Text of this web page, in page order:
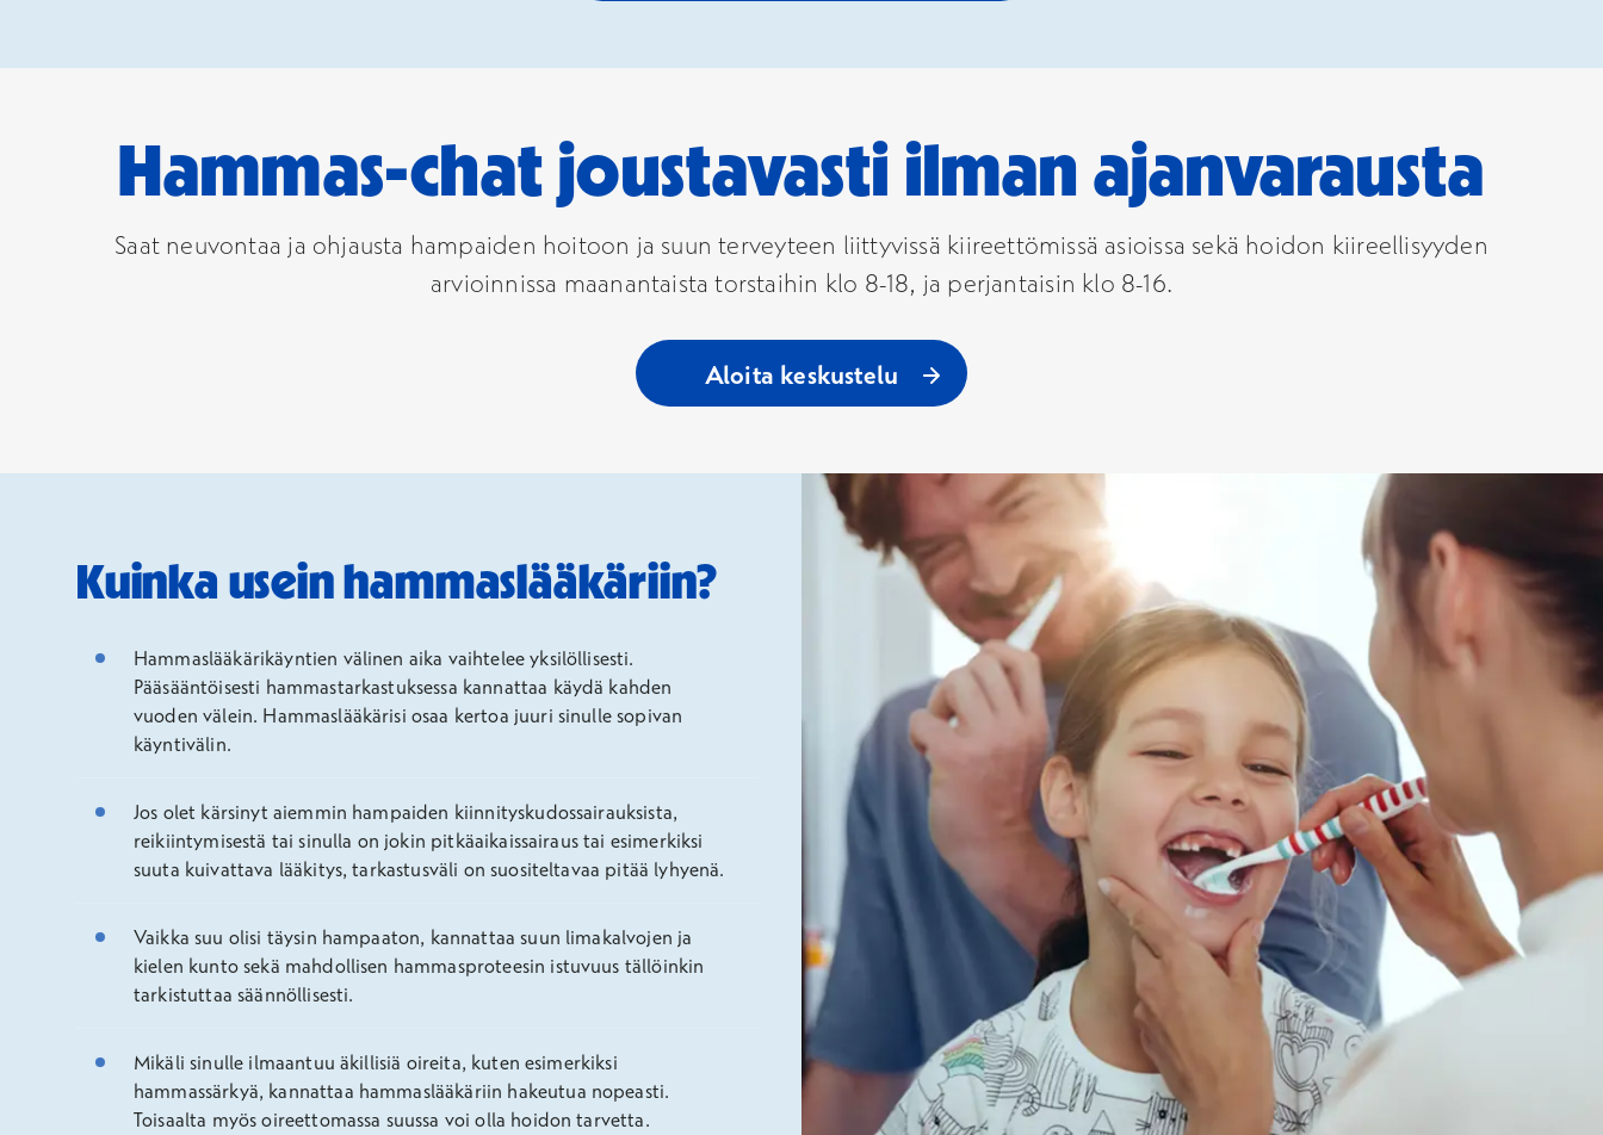
Hammas-chat joustavasti ilman ajanvarausta
Saat neuvontaa ja ohjausta hampaiden hoitoon ja suun terveyteen liittyvissä kiireettömissä asioissa sekä hoidon kiireellisyyden
arvioinnissa maanantaista torstaihin klo 8-18, ja perjantaisin klo 8-16.
Aloita keskustelu
Kuinka usein hammaslääkäriin?
Hammaslääkärikäyntien välinen aika vaihtelee yksilöllisesti.
Pääsääntöisesti hammastarkastuksessa kannattaa käydä kahden
vuoden välein. Hammaslääkärisi osaa kertoa juuri sinulle sopivan
käyntivälin.
Jos olet kärsinyt aiemmin hampaiden kiinnityskudossairauksista,
reikiintymisestä tai sinulla on jokin pitkäaikaissairaus tai esimerkiksi
suuta kuivattava lääkitys, tarkastusväli on suositeltavaa pitää lyhyenä.
Vaikka suu olisi täysin hampaaton, kannattaa suun limakalvojen ja
kielen kunto sekä mahdollisen hammasproteesin istuvuus tällöinkin
tarkistuttaa säännöllisesti.
Mikäli sinulle ilmaantuu äkillisiä oireita, kuten esimerkiksi
hammassärkyä, kannattaa hammaslääkäriin hakeutua nopeasti.
Toisaalta myös oireettomassa suussa voi olla hoidon tarvetta.